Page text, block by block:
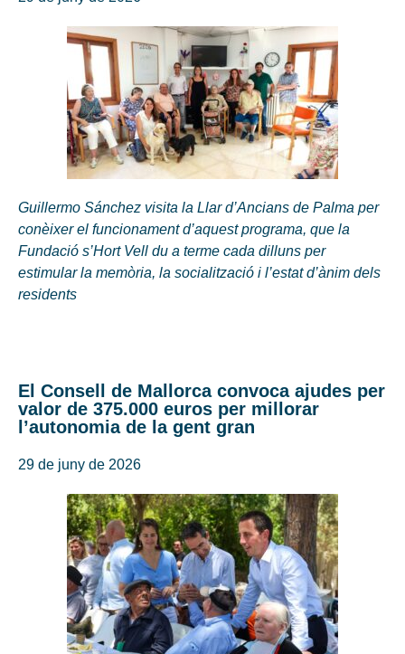
Guillermo Sánchez visita la Llar d’Ancians de Palma per
conèixer el funcionament d’aquest programa, que la
Fundació s’Hort Vell du a terme cada dilluns per
estimular la memòria, la socialització i l’estat d’ànim dels
residents
El Consell de Mallorca convoca ajudes per
valor de 375.000 euros per millorar
l’autonomia de la gent gran
29 de juny de 2026